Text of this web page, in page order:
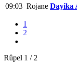
09:03 Rojane Dayika
1
2
Rûpel 1 / 2